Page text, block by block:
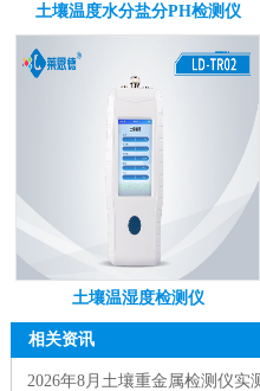
土壤温度水分盐分PH检测仪
土壤温湿度检测仪
相关资讯
2026年8月土壤重金属检测仪实